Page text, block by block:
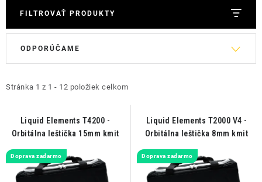
FILTROVAŤ PRODUKTY
i
o
Stránka 1 z 1 - 12 položiek celkom
e
e
p
ODPORÚČAME
Liquid Elements T4200 -
Orbitálna leštička 15mm kmit
Doprava zadarmo
Liquid Elements T2000 V4 -
Orbitálna leštička 8mm kmit
Doprava zadarmo